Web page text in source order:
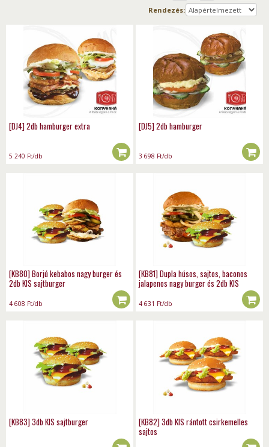
Rendezés:
[DJ4] 2db hamburger extra
5 240 Ft/db
[DJ5] 2db hamburger
3 698 Ft/db
[KB80] Borjú kebabos nagy burger és
2db KIS sajtburger
4 608 Ft/db
[KB81] Dupla húsos, sajtos, baconos
jalapenos nagy burger és 2db KIS
4 631 Ft/db
[KB83] 3db KIS sajtburger
[KB82] 3db KIS rántott csirkemelles
sajtos